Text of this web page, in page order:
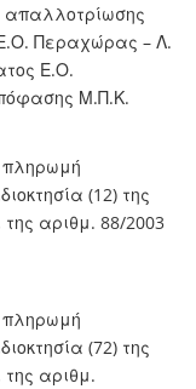
απαλλοτρίωσης
Περαχώρας – Λ.
Ε.Ο.
Μ.Π.Κ.
(12) της
αριθμ. 88/2003
(72) της
αριθμ.